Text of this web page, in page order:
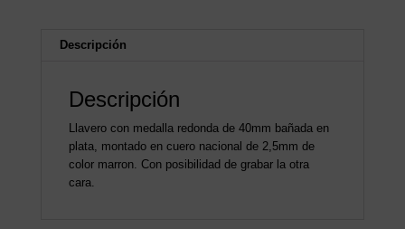
Descripción
Descripción
Llavero con medalla redonda de 40mm bañada en
plata, montado en cuero nacional de 2,5mm de
color marron. Con posibilidad de grabar la otra
cara.